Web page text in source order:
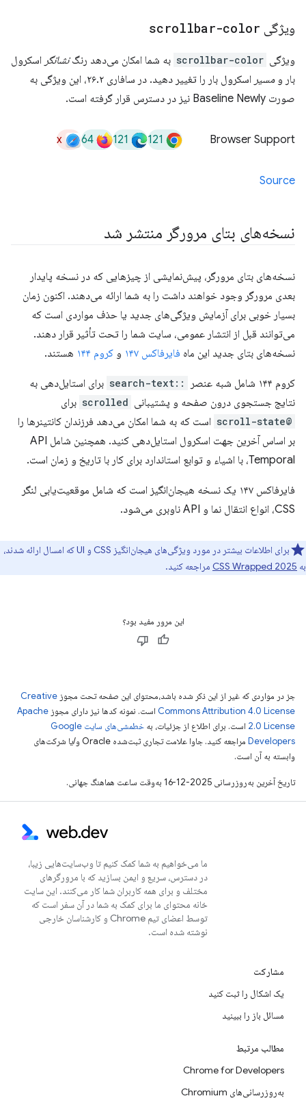
ویژگی scrollbar-color
ویژگی scrollbar-color به شما امکان می‌دهد رنگنشانگر اسکرول
بار و مسیر
اسکرول بار را تغییر دهید. در سافاری ۲۶.۲، این ویژگی به
صورت Baseline Newly نیز در دسترس قرار گرفته است.
Browser Support
121
121
64
x
Source
نسخه‌های بتای مرورگر منتشر شد
نسخه‌های بتای مرورگر، پیش‌نمایشی از چیزهایی که در نسخه پایدار
بعدی مرورگر وجود خواهند داشت را به شما ارائه می‌دهند. اکنون زمان
بسیار خوبی برای آزمایش ویژگی‌های جدید یا حذف مواردی است که
می‌توانند قبل از انتشار عمومی، سایت شما را تحت تأثیر قرار دهند.
نسخه‌های بتای جدید این ماه فایرفاکس ۱۴۷ و کروم ۱۴۴ هستند.
کروم ۱۴۴ شامل شبه عنصر ::search-text
برای استایل‌دهی به
نتایج جستجوی درون صفحه و پشتیبانی scrolled برای
@scroll-state
است که به شما امکان می‌دهد فرزندان کانتینرها را
بر اساس آخرین جهت اسکرول استایل‌دهی کنید. همچنین شامل API
Temporal، با اشیاء و توابع استاندارد برای کار با تاریخ و زمان است.
فایرفاکس ۱۴۷ یک نسخه هیجان‌انگیز است که شامل موقعیت‌یابی لنگر
CSS، انواع انتقال نما و API ناوبری می‌شود.
برای اطلاعات بیشتر در مورد ویژگی‌های هیجان‌انگیز CSS و UI که امسال ارائه شدند،
به CSS Wrapped 2025 مراجعه کنید.
این مرور مفید بود؟
جز در مواردی که غیر از این ذکر شده باشد،‌محتوای این صفحه تحت مجوز Creative
Commons Attribution 4.0 License است. نمونه کدها نیز دارای مجوز Apache
2.0 License است. برای اطلاع از جزئیات، به
خطمشی‌های سایت Google
Developers‏
مراجعه کنید. جاوا علامت تجاری ثبت‌شده Oracle و/یا شرکت‌های
وابسته به آن است.
تاریخ آخرین به‌روزرسانی 2025-12-16 به‌وقت ساعت هماهنگ جهانی.
ما می‌خواهیم به شما کمک کنیم تا وب‌سایت‌هایی زیبا،
در دسترس، سریع و ایمن بسازید که با مرورگرهای
مختلف و برای همه کاربران شما کار می‌کنند. این سایت
خانه محتوای ما برای کمک به شما در آن سفر است که
توسط اعضای تیم Chrome و کارشناسان خارجی
نوشته شده است.
مشارکت
یک اشکال را ثبت کنید
مسائل باز را ببینید
مطالب مرتبط
Chrome for Developers
به‌روزرسانی‌های Chromium